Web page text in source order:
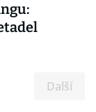
Další